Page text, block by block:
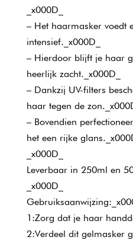
_x000D_
– Het haarmasker voedt
intensief._x000D_
– Hierdoor blijft je haar
heerlijk zacht._x000D_
– Dankzij UV-filters
haar tegen de
– Bovendien
het een rijke
_x000D_
Leverbaar in 250ml en
_x000D_
1:Zorg dat je haar
2:Verdeel dit gelmasker